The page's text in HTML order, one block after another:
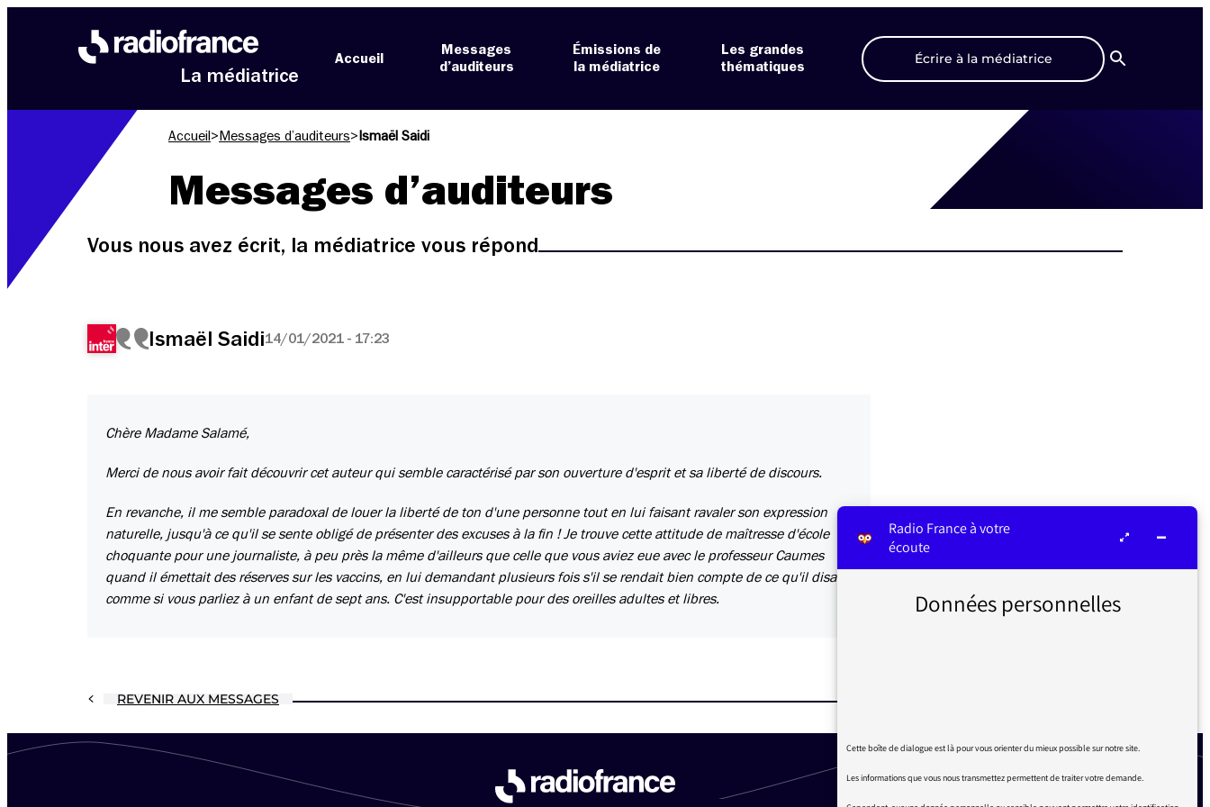
La médiatrice
Accueil
Messages
d’auditeurs
Émissions de
la médiatrice
Les grandes
thématiques
Écrire à la médiatrice
Recherche
Accueil > Messages d’auditeurs> Ismaël Saidi
Messages d’auditeurs
Vous nous avez écrit, la médiatrice vous répond
Ismaël Saidi14/01/2021 - 17:23
Chère Madame Salamé,
Merci de nous avoir fait découvrir cet auteur qui semble caractérisé par son ouverture d'esprit et sa liberté de discours.
En revanche, il me semble paradoxal de louer la liberté de ton d'une personne tout en lui faisant ravaler son expression
naturelle, jusqu'à ce qu'il se sente obligé de présenter des excuses à la fin ! Je trouve cette attitude de maîtresse d'école
choquante pour une journaliste, à peu près la même d'ailleurs que celle que vous aviez eue avec le professeur Caumes
quand il émettait des réserves sur les vaccins, en lui demandant plusieurs fois s'il se rendait bien compte de ce qu'il disait,
comme si vous parliez à un enfant de sept ans. C'est insupportable pour des oreilles adultes et libres.
REVENIR AUX MESSAGES
Radio France à votre
écoute
Données personnelles
Cette boîte de dialogue est là pour vous orienter du mieux possible sur notre site.
Les informations que vous nous transmettez permettent de traiter votre demande.